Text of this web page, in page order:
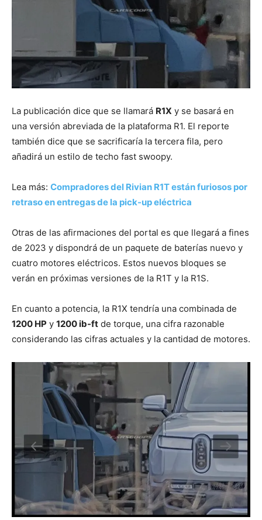
La publicación dice que se llamará R1X y se basará en
una versión abreviada de la plataforma R1. El reporte
también dice que se sacrificaría la tercera fila, pero
añadirá un estilo de techo fast swoopy.
Lea más: Compradores del Rivian R1T están furiosos por
retraso en entregas de la pick-up eléctrica
Otras de las afirmaciones del portal es que llegará a fines
de 2023 y dispondrá de un paquete de baterías nuevo y
cuatro motores eléctricos. Estos nuevos bloques se
verán en próximas versiones de la R1T y la R1S.
En cuanto a potencia, la R1X tendría una combinada de
1200 HP y 1200 ib-ft de torque, una cifra razonable
considerando las cifras actuales y la cantidad de motores.